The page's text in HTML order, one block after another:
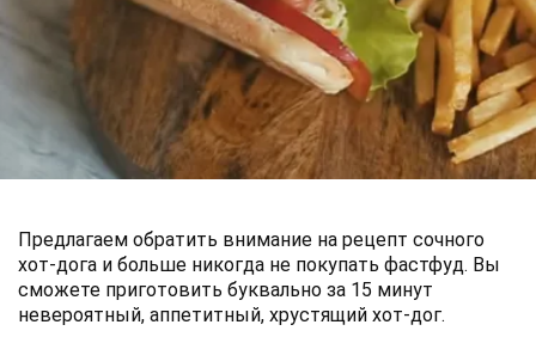
Предлагаем обратить внимание на рецепт сочного
хот-дога и больше никогда не покупать фастфуд. Вы
сможете приготовить буквально за 15 минут
невероятный, аппетитный, хрустящий хот-дог.